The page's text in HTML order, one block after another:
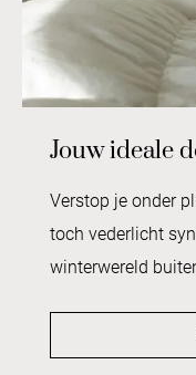
Jouw ideale
Verstop je onder
toch vederlicht
winterwereld